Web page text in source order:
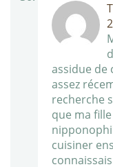
assidue de
assez
recherche
que ma
cuisiner